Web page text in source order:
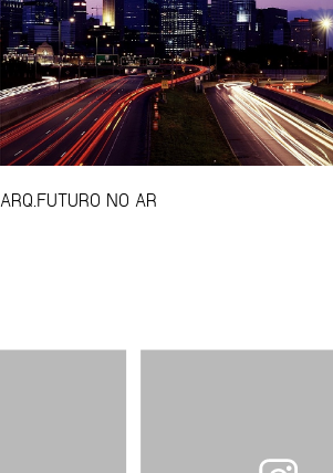
ARQ.FUTURO NO AR